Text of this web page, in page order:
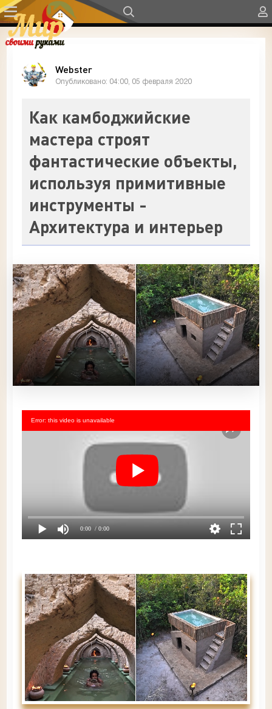
Webster
Опубликовано: 04:00, 05 февраля 2020
Как камбоджийские
мастера строят
фантастические объекты,
используя примитивные
инструменты -
Архитектура и интерьер
0:00 / 0:00
Error: this video is unavailable